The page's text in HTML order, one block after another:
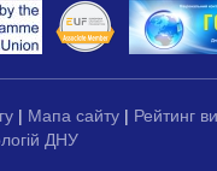
| Мапа сайту | Рейтинг
ДНУ